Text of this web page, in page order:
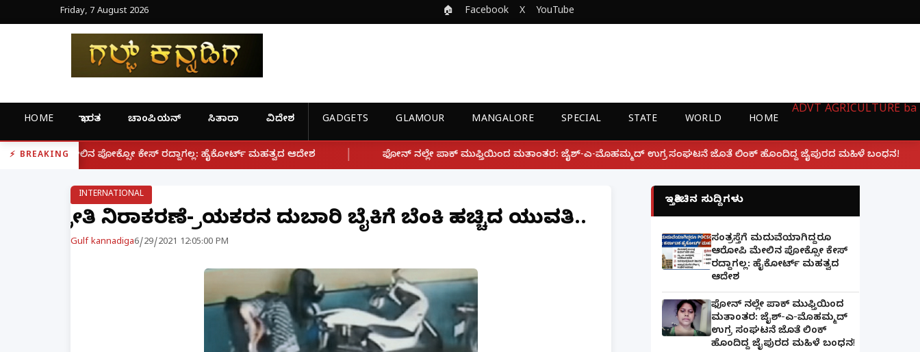
Friday, 7 August 2026 🏠 Facebook X YouTube
HOME ಭಾರತ ಚಾಂಪಿಯನ್ ಸಿತಾರಾ ವಿದೇಶ GADGETS GLAMOUR MANGALORE SPECIAL STATE WORLD HOME
ADVT AGRICULTURE ba
BREAKING
ಕೇಸ್ ರದ್ದಾಗಲ್ಲ: ಹೈಕೋರ್ಟ್ ಮಹತ್ವದ ಆದೇಶ | ಫೋನ್ ನಲ್ಲೇ ಪಾಕ್ ಮುಫ್ತಿಯಿಂದ ಮತಾಂತರ: ಜೈಶ್-ಎ-ಮೊಹಮ್ಮದ್ ಉಗ್ರ ಸಂಘಟನೆ ಜೊತೆ ಲಿಂಕ್ ಹೊಂದಿದ್ದ ಜೈಪುರದ ಮಹಿಳೆ ಬಂಧನ! | ಲಕ್ನೋ ಗೇಮಿಂಗ್
INTERNATIONAL
ಪ್ರೀತಿ ನಿರಾಕರಣೆ- ಪ್ರಿಯಕರನ ದುಬಾರಿ ಬೈಕಿಗೆ ಬೆಂಕಿ ಹಚ್ಚಿದ ಯುವತಿ..
Gulf kannadiga6/29/2021 12:05:00 PM
ಇತ್ತೀಚಿನ ಸುದ್ದಿಗಳು
ಸಂತ್ರಸ್ತೆಗೆ ಮದುವೆಯಾಗಿದ್ದರೂ
ಆರೋಪಿ ಮೇಲಿನ ಪೋಕ್ಸೋ ಕೇಸ್
ರದ್ದಾಗಲ್ಲ: ಹೈಕೋರ್ಟ್ ಮಹತ್ವದ
ಆದೇಶ
ಫೋನ್ ನಲ್ಲೇ ಪಾಕ್ ಮುಫ್ತಿಯಿಂದ
ಮತಾಂತರ: ಜೈಶ್-ಎ-ಮೊಹಮ್ಮದ್
ಉಗ್ರ ಸಂಘಟನೆ ಜೊತೆ ಲಿಂಕ್
ಹೊಂದಿದ್ದ ಜೈಪುರದ ಮಹಿಳೆ ಬಂಧನ!